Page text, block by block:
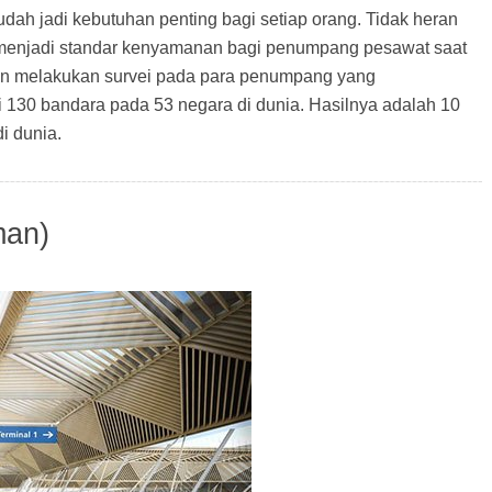
jadi kebutuhan penting bagi setiap orang. Tidak heran
standar kenyamanan bagi penumpang pesawat saat
melakukan survei pada para penumpang yang
bandara pada 53 negara di dunia. Hasilnya adalah 10
dunia.